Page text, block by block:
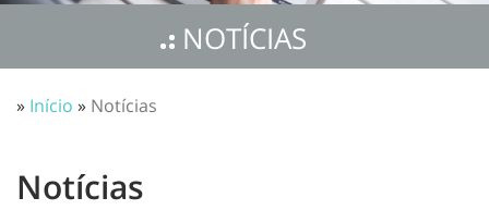
NOTÍCIAS
» Início » Notícias
Notícias